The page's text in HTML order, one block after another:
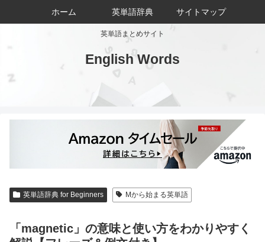
英単語まとめサイト
English Words
ホーム 英単語辞典 サイトマップ
英単語辞典 for Beginners Mから始まる英単語
「magnetic」の意味と使い方をわかりやすく